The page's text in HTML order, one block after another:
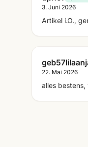
3. Juni 2026
Artikel i.O.,
22. Mai 2026
alles bestens,